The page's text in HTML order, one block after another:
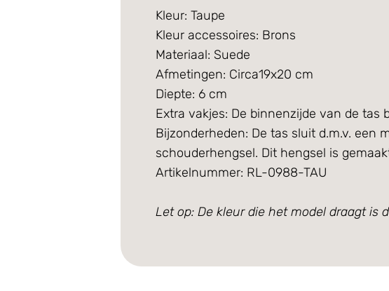
Kleur: Taupe
Kleur accessoires: Brons
Materiaal: Suede
Afmetingen: Circa19x20 cm
Diepte: 6 cm
Extra vakjes: De binnenzijde van de
Bijzonderheden: De tas sluit d.m.v. een
schouderhengsel. Dit hengsel is
Artikelnummer: RL-0988-TAU
Let op: De kleur die het model draagt is